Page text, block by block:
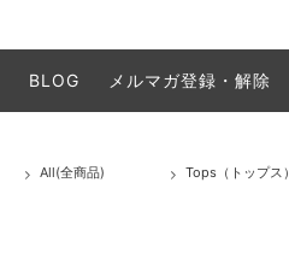
VIVIFY
Shirts(シャツ)
Goods(グッズ)
BLOG メルマガ登録・解除
All(全商品) Tops（トップス）